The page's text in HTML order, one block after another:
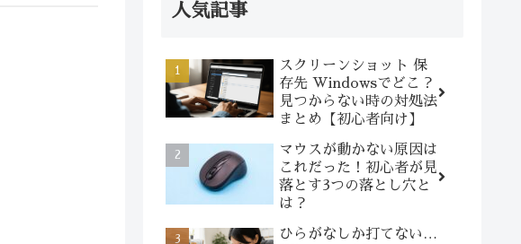
人気記事
スクリーンショット 保
存先 Windowsでどこ？
見つからない時の対処法
まとめ【初心者向け】
マウスが動かない原因は
これだった！初心者が見
落とす3つの落とし穴と
は？
ひらがなしか打てない…